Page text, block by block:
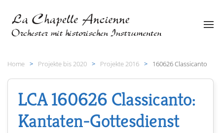
Zum Hauptinhalt springen
Home Projekte bis 2020 Projekte 2016 160626 Classicanto
LCA 160626 Classicanto:
Kantaten-Gottesdienst